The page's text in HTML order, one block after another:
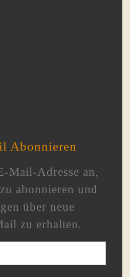
Abonnieren
Mail-Adresse an,
abonnieren und
über neue
zu erhalten.